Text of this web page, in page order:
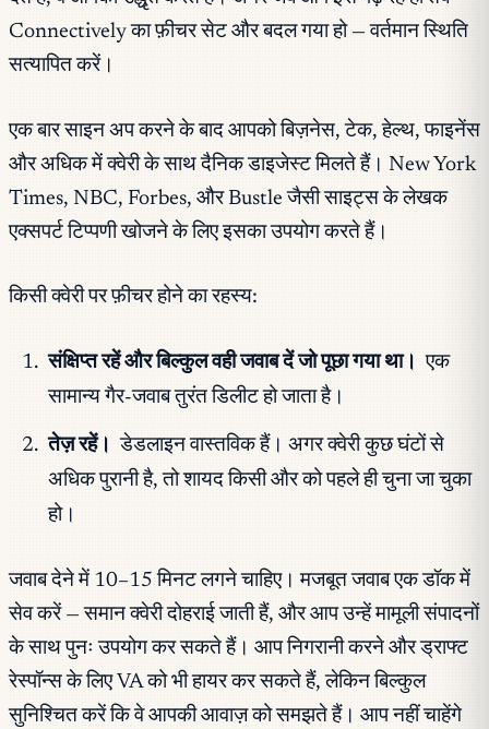
Connectively का फ़ीचर सेट और बदल गया हो — वर्तमान स्थिति
सत्यापित करें।
एक बार साइन अप करने के बाद आपको बिज़नेस, टेक, हेल्थ, फाइनेंस
और अधिक में क्वेरी के साथ दैनिक डाइजेस्ट मिलते हैं। New York
Times, NBC, Forbes, और Bustle जैसी साइट्स के लेखक
एक्सपर्ट टिप्पणी खोजने के लिए इसका उपयोग करते हैं।
किसी क्वेरी पर फ़ीचर होने का रहस्य:
संक्षिप्त रहें और बिल्कुल वही जवाब दें जो पूछा गया था। एक
सामान्य गैर-जवाब तुरंत डिलीट हो जाता है।
तेज़ रहें। डेडलाइन वास्तविक हैं। अगर क्वेरी कुछ घंटों से
अधिक पुरानी है, तो शायद किसी और को पहले ही चुना जा चुका
हो।
जवाब देने में 10–15 मिनट लगने चाहिए। मजबूत जवाब एक डॉक में
सेव करें — समान क्वेरी दोहराई जाती हैं, और आप उन्हें मामूली संपादनों
के साथ पुनः उपयोग कर सकते हैं। आप निगरानी करने और ड्राफ्ट
रेस्पॉन्स के लिए VA को भी हायर कर सकते हैं, लेकिन बिल्कुल
सुनिश्चित करें कि वे आपकी आवाज़ को समझते हैं। आप नहीं चाहेंगे